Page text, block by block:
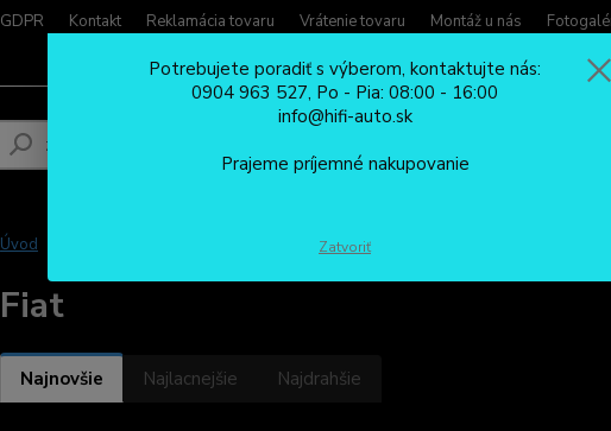
GDPR Kontakt Reklamácia tovaru Vrátenie tovaru Montáž u nás
Po -
Úvod
Fiat
Najnovšie Najlacnejšie Najdrahšie
Potrebujete poradiť s výberom, kontaktujte nás:
0904 963 527, Po - Pia: 08:00 - 16:00
info@hifi-auto.sk
Prajeme príjemné nakupovanie
Zatvoriť